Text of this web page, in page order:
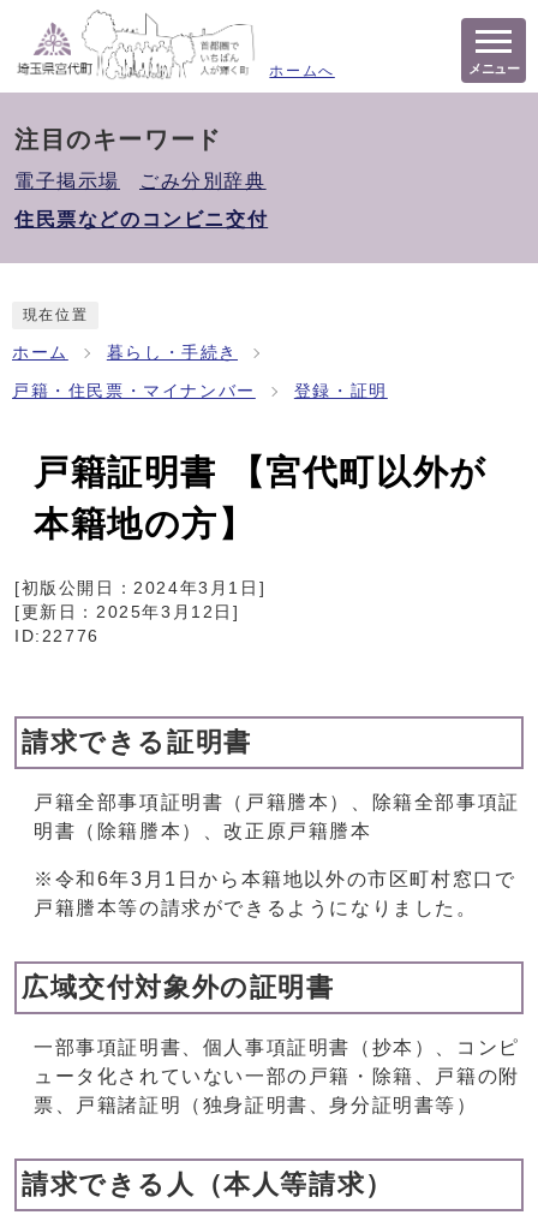
ホームへ メニュー
注目のキーワード
電子掲示場
ごみ分別辞典
住民票などのコンビニ交付
現在位置
ホーム 暮らし・手続き
戸籍・住民票・マイナンバー 登録・証明
戸籍証明書 【宮代町以外が
本籍地の方】
[初版公開日：2024年3月1日 ]
[更新日： 2025年3月12日 ]
ID:22776
請求できる証明書
戸籍全部事項証明書（戸籍謄本）、除籍全部事項証
明書（除籍謄本）、改正原戸籍謄本
※令和6年3月1日から本籍地以外の市区町村窓口で
戸籍謄本等の請求ができるようになりました。
広域交付対象外の証明書
一部事項証明書、個人事項証明書（抄本）、コンピ
ュータ化されていない一部の戸籍・除籍、戸籍の附
票、戸籍諸証明（独身証明書、身分証明書等）
請求できる人（本人等請求）